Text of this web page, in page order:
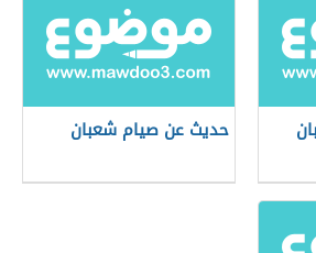
حديث عن صيام شعبان